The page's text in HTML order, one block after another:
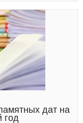
дат на
год